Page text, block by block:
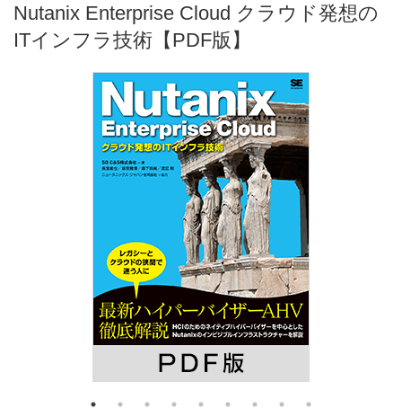
Nutanix Enterprise Cloud クラウド発想の
ITインフラ技術【PDF版】